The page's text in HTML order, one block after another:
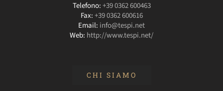
Telefono:+39 0362 600463
Fax:+39 0362 600616
Email: info@tespi.net
Web: http://www.tespi.net/
CHI SIAMO